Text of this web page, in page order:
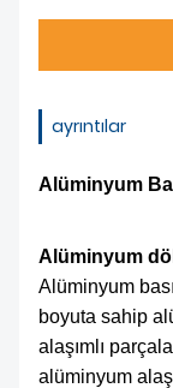
ayrıntılar
Alüminyum
Alüminyum
Alüminyum
boyuta sahip
alaşımlı
alüminyum